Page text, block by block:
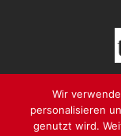
2026Wir
personalisieren
genutzt wird.